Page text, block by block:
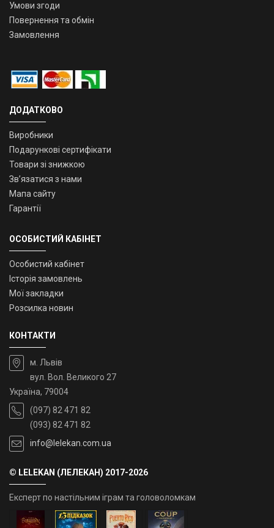
Умови згоди
Повернення та обмін
Замовлення
ДОДАТКОВО
Виробники
Подарункові сертифікати
Товари зі знижкою
Зв’язатися з нами
Мапа сайту
Гарантії
ОСОБИСТИЙ КАБІНЕТ
Особистий кабінет
Історія замовлень
Мої закладки
Розсилка новин
КОНТАКТИ
м. Львів
вул. Вол. Великого 27
Україна, 79004
(097) 82 471 82
(093) 82 471 82
info@lelekan.com.ua
© LELEKAN (ЛЕЛЕКАН) 2017-2026
Експерт по настільним іграм та головоломкам